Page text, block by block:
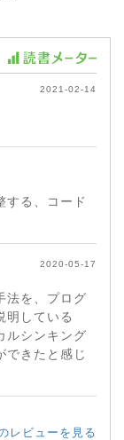
2021-02-14
する、コード
2020-05-17
法を、プログ
明している
ルシンキング
できたと感じ
レビューを見る